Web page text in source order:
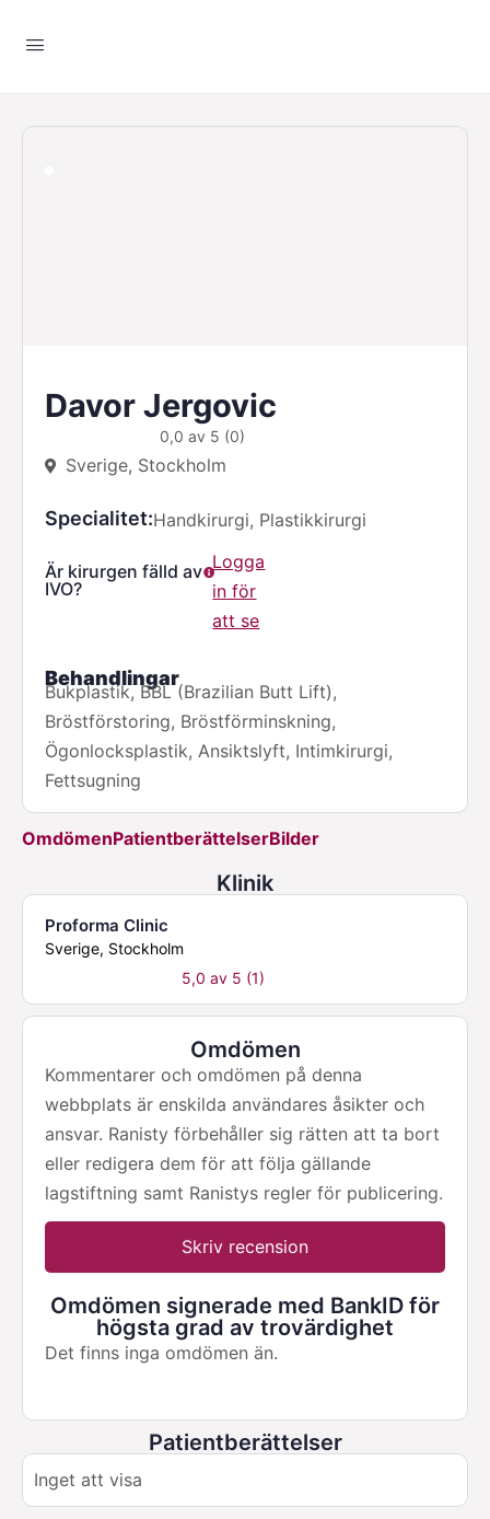
Davor Jergovic
0,0 av 5 (0)
Sverige, Stockholm
Specialitet Handkirurgi, Plastikkirurgi
Är kirurgen fälld av
IVO?
Logga
in för
att se
Behandlingar
Bukplastik, BBL (Brazilian Butt Lift),
Bröstförstoring, Bröstförminskning,
Ögonlocksplastik, Ansiktslyft, Intimkirurgi,
Fettsugning
OmdömenPatientberättelserBilder
Klinik
Proforma Clinic
Sverige, Stockholm
5,0 av 5 (1)
Omdömen
Kommentarer och omdömen på denna
webbplats är enskilda användares åsikter och
ansvar. Ranisty förbehåller sig rätten att ta bort
eller redigera dem för att följa gällande
lagstiftning samt Ranistys regler för publicering.
Skriv recension
Omdömen signerade med BankID för
högsta grad av trovärdighet
Det finns inga omdömen än.
Patientberättelser
Inget att visa